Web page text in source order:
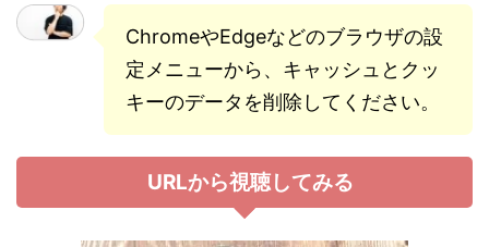
ChromeやEdgeなどのブラウザの設
定メニューから、キャッシュとクッ
キーのデータを削除してください。
URLから視聴してみる